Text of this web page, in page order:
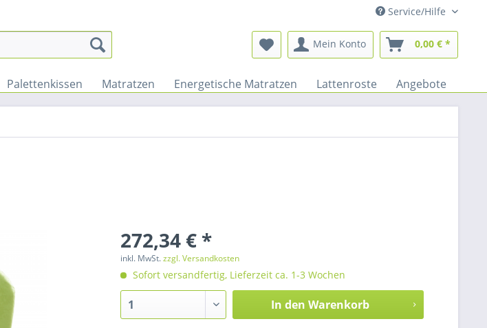
Service/Hilfe
Mein Konto 0,00 € *
Palettenkissen Matratzen Energetische Matratzen Lattenroste Angebote
272,34 € *
inkl. MwSt.zzgl. Versandkosten
Sofort versandfertig, Lieferzeit ca. 1-3 Wochen
In den Warenkorb